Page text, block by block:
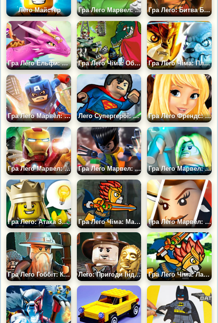
Лего Майстер Гра Лего Марвел: Халк Гра Лего: Битва Біля Чорних Воріт
Гра Лего Ельфи: Догляд за Драконом Гра Лего Чіма: Оборона Замку Гра Лего Чіма: Плем'я Бійців
Гра Лего Марвел: Капітан Америка Лего Супергерої: Супермен Гра Лего Френдс: Водні лижі
Гра Лего Марвел: Політ Залізної Людини Гра Лего Марвел: Росомаха Гра Лего Марвел: Тор
Гра Лего: Атака Замку Гра Лего Чіма: Маєток Смерті Гра Лего Марвел: Чорна Вдова
Гра Лего Гоббіт: Король Гоблінів Лего: Пригоди Індіани Джонса Гра Лего Чіма: Лавал на Свободі